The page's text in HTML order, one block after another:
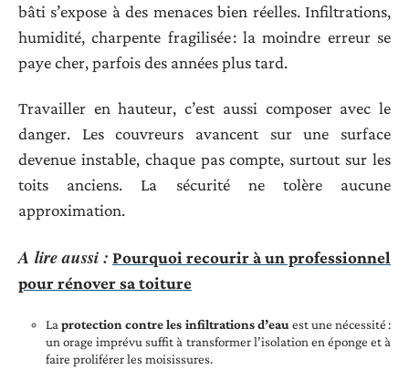
bâti s’expose à des menaces bien réelles. Infiltrations,
humidité, charpente fragilisée : la moindre erreur se
paye cher, parfois des années plus tard.
Travailler en hauteur, c’est aussi composer avec le
danger. Les couvreurs avancent sur une surface
devenue instable, chaque pas compte, surtout sur les
toits anciens. La sécurité ne tolère aucune
approximation.
A lire aussi : Pourquoi recourir à un professionnel
pour rénover sa toiture
Laprotection contre les infiltrations d’eauest une nécessité :
un orage imprévu suffit à transformer l’isolation en éponge et à
faire proliférer les moisissures.